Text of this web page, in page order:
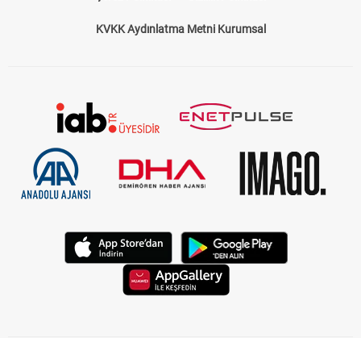
KVKK Aydınlatma Metni Kurumsal